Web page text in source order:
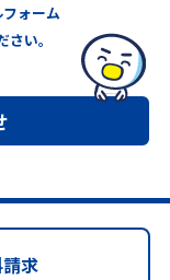
ォーム
い。
求